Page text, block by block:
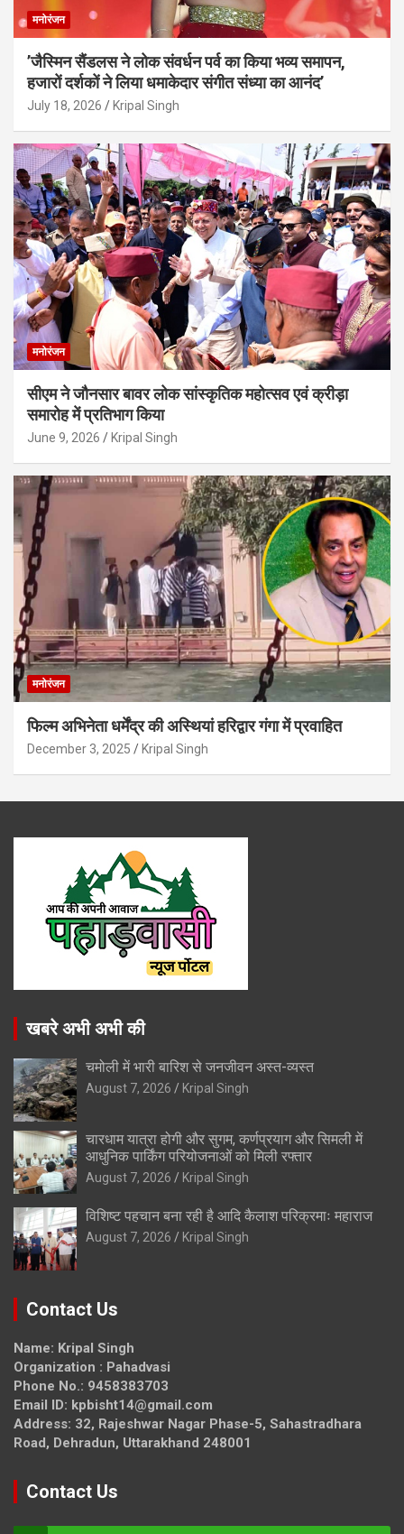
मनोरंजन
’जैस्मिन सैंडलस ने लोक संवर्धन पर्व का किया भव्य समापन,
हजारों दर्शकों ने लिया धमाकेदार संगीत संध्या का आनंद’
July 18, 2026 Kripal Singh
मनोरंजन
सीएम ने जौनसार बावर लोक सांस्कृतिक महोत्सव एवं क्रीड़ा
समारोह में प्रतिभाग किया
June 9, 2026 Kripal Singh
मनोरंजन
फिल्म अभिनेता धर्मेंद्र की अस्थियां हरिद्वार गंगा में प्रवाहित
December 3, 2025 Kripal Singh
खबरे अभी अभी की
चमोली में भारी बारिश से जनजीवन अस्त-व्यस्त
August 7, 2026 Kripal Singh
चारधाम यात्रा होगी और सुगम, कर्णप्रयाग और सिमली में
आधुनिक पार्किंग परियोजनाओं को मिली रफ्तार
August 7, 2026 Kripal Singh
विशिष्ट पहचान बना रही है आदि कैलाश परिक्रमाः महाराज
August 7, 2026 Kripal Singh
Contact Us
Name: Kripal Singh
Organization : Pahadvasi
Phone No.: 9458383703
Email ID: kpbisht14@gmail.com
Address: 32, Rajeshwar Nagar Phase-5, Sahastradhara
Road, Dehradun, Uttarakhand 248001
Contact Us